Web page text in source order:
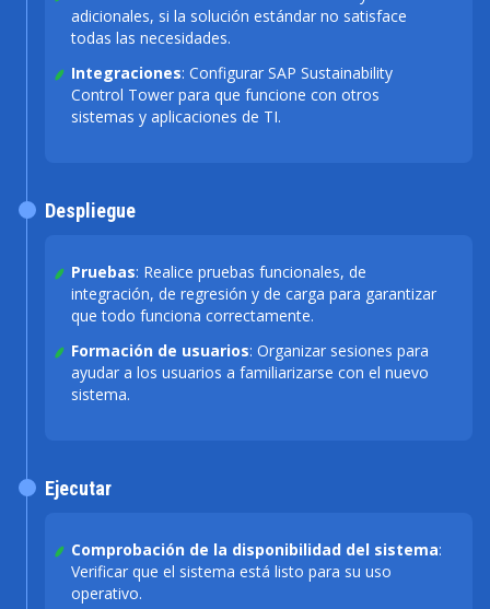
adicionales, si la solución estándar no satisface
todas las necesidades.
Integraciones: Configurar SAP Sustainability
Control Tower para que funcione con otros
sistemas y aplicaciones de TI.
Pruebas: Realice pruebas funcionales, de
integración, de regresión y de carga para garantizar
que todo funciona correctamente.
Formación de usuarios: Organizar sesiones para
ayudar a los usuarios a familiarizarse con el nuevo
sistema.
Despliegue
Comprobación de la disponibilidad del sistema:
Verificar que el sistema está listo para su uso
operativo.
Ejecutar